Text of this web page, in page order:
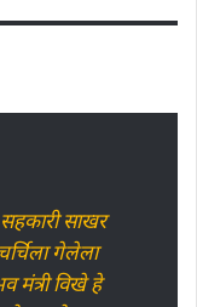
साखर
गेलेला
मंत्री विखे हे